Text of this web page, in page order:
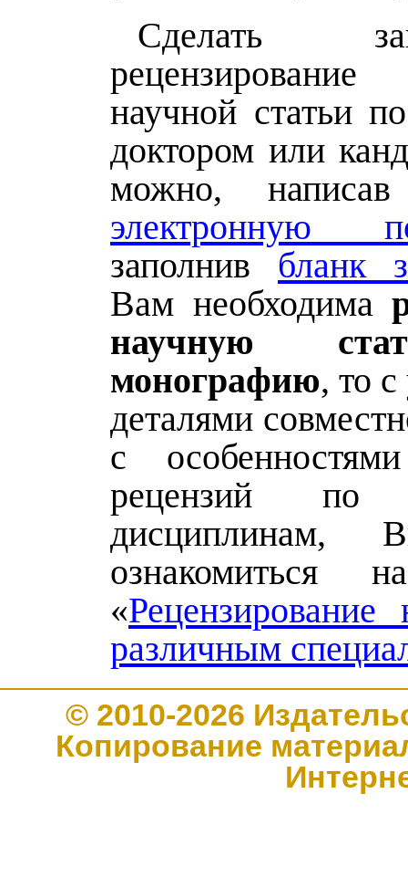
Сделать
научной статьи
доктором или
можно,
электронную
заполнив бланк
Вам необходима
научную
монографию, то
деталями
с
рецензий по
дисциплинам,
ознакомиться
«
различным
© 2010-2026
Копирование